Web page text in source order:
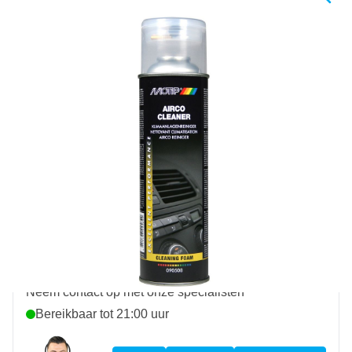
incl. BTW
In mijn winkelwagen
Voor 23:59 uur besteld, morgen bezorgd
vanaf € 50,-
retourneren en ruilen
9,5/10(34.269 reviews)
Vraag over dit product?
Neem contact op met onze specialisten
Bereikbaar tot 21:00 uur